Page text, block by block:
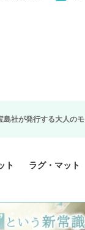
人のモノ雑誌「
掛け布団カバー
掛け布団カバー
ロング 掛け布団
ル 掛け布団カバ
掛け布団カバー
ング 掛け布団カ
掛け布団カバー
け布団カバー
敷布団カバー
グル 敷布団カバ
敷布団カバー
ロング 敷布団カ
敷布団カバー
枕カバー
枕カバー
枕カバー
枕カバー
BOXシーツ
ロング BOXシー
ル BOXシーツ
BOXシーツ
ロング BOXシー
点セット
点セット
ト
ズ
イズ
サイズ
ズ
100%
ラグ・マット